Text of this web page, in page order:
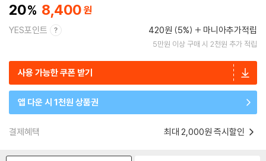
20 8,400
YES포인트 420원 (5%) 마니아추가적립
5만원 이상 구매 시 2천원 추가 적립
사용 가능한 쿠폰 받기
앱 다운 시 1천원 상품권
결제혜택 최대 2,000원 즉시할인